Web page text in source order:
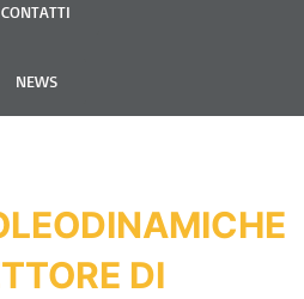
CONTATTI
NEWS
DI